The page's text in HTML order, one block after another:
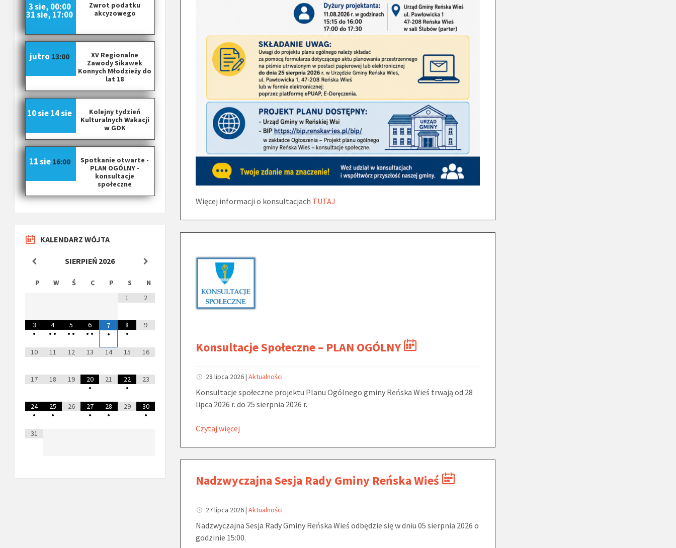
Więcej informacji o konsultacjach TUTAJ
Konsultacje Społeczne – PLAN OGÓLNY
28 lipca 2026|Aktualności
Konsultacje społeczne projektu Planu Ogólnego gminy Reńska Wieś trwają od 28
lipca 2026 r. do 25 sierpnia 2026 r.
Czytaj więcej
Nadzwyczajna Sesja Rady Gminy Reńska Wieś
27 lipca 2026|Aktualności
Nadzwyczajna Sesja Rady Gminy Reńska Wieś odbędzie się w dniu 05 sierpnia 2026 o
godzinie 15:00.
Zwrot podatku
akcyzowego
3 sie, 00:00
31 sie, 17:00
XV Regionalne
Zawody Sikawek
Konnych Młodzieży do
lat 18
jutro 13:00
Kolejny tydzień
Kulturalnych Wakacji
w GOK
10 sie14 sie
Spotkanie otwarte -
PLAN OGÓLNY -
konsultacje
społeczne
11 sie 16:00
KALENDARZ WÓJTA
SIERPIEŃ 2026
P W Ś C P S
N
1
2
3
•
4
• •
5
• •
6
• •
7
•
8
•
9
10 11 12 13 14 15 16
17 18 19
20
•
21
22
•
23
24
•
25
•
26
27
•
28
•
29
30
•
31